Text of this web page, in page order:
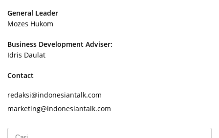
General Leader
Mozes Hukom
Business Development Adviser:
Idris Daulat
Contact
redaksi@indonesiantalk.com
marketing@indonesiantalk.com
Cari